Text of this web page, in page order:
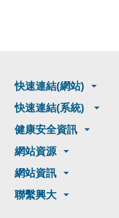
快速連結(網站)
快速連結(系統)
健康安全資訊
網站資源
網站資訊
聯繫興大